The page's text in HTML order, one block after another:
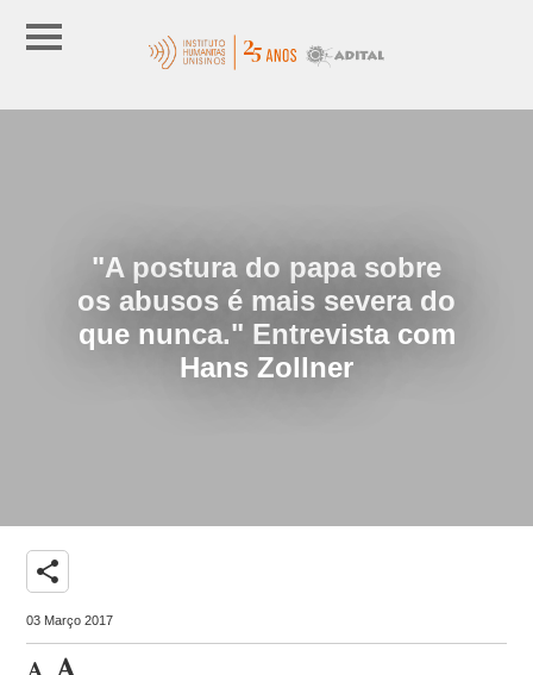
"A postura do papa sobre
os abusos é mais severa do
que nunca." Entrevista com
Hans Zollner
share
03 Março 2017